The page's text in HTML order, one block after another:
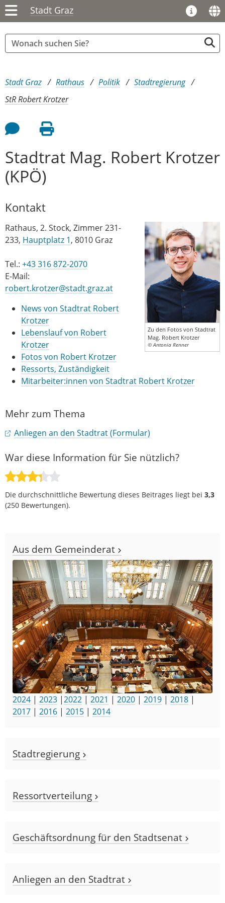
Stadt Graz
Sie sind hier:
Stadt Graz Rathaus Politik
Stadtregierung
StR Robert Krotzer
Feedback an Autor
Seite drucken
Stadtrat Mag. Robert Krotzer
(KPÖ)
Kontakt
Zu den Fotos von Stadtrat
Mag. Robert Krotzer
© Antonia Renner
Rathaus, 2. Stock, Zimmer 231-
233, Hauptplatz 1, 8010 Graz
Tel.: +43 316 872-2070
E-Mail:
robert.krotzer@stadt.graz.at
News von Stadtrat Robert
Krotzer
Lebenslauf von Robert
Krotzer
Fotos von Robert Krotzer
Ressorts, Zuständigkeit
Mitarbeiter:innen von Stadtrat Robert Krotzer
Mehr zum Thema
Anliegen an den Stadtrat (Formular)
War diese Information für Sie nützlich?
Die durchschnittliche Bewertung dieses Beitrages liegt bei 3,3
(250 Bewertungen).
Aus dem Gemeinderat
2024 | 2023 |2022 | 2021 | 2020 | 2019 | 2018 |
2017 | 2016 | 2015 | 2014
Stadtregierung
Ressortverteilung
Geschäftsordnung für den Stadtsenat
Anliegen an den Stadtrat